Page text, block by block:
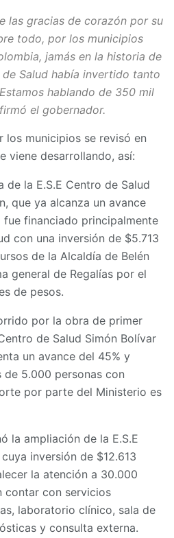
las gracias de corazón por su
todo, por los municipios
jamás en la historia de
Salud había invertido tanto
hablando de 350 mil
el gobernador.
los municipios se revisó en
viene desarrollando, así:
de la E.S.E Centro de Salud
que ya alcanza un avance
financiado principalmente
con una inversión de $5.713
de la Alcaldía de Belén
general de Regalías por el
de pesos.
por la obra de primer
de Salud Simón Bolívar
un avance del 45% y
5.000 personas con
por parte del Ministerio es
la ampliación de la E.S.E
inversión de $12.613
la atención a 30.000
contar con servicios
laboratorio clínico, sala de
y consulta externa.